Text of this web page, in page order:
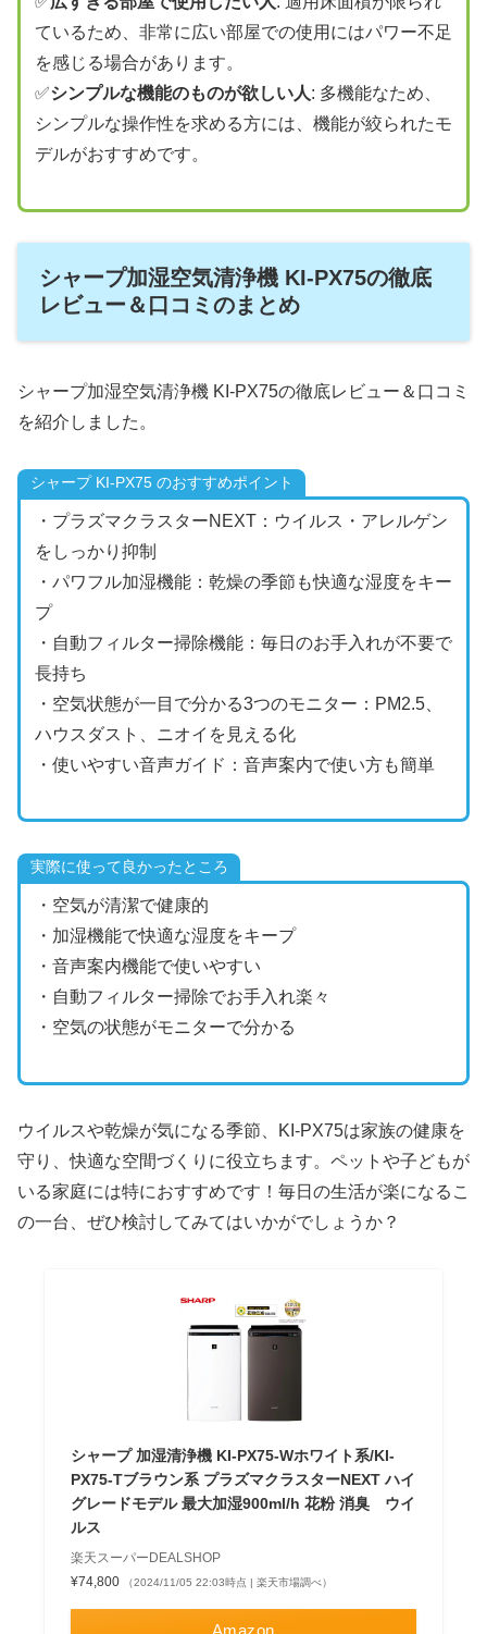
ているため、非常に広い部屋での使用にはパワー不足
を感じる場合があります。
✅シンプルな機能のものが欲しい人: 多機能なため、
シンプルな操作性を求める方には、機能が絞られたモ
デルがおすすめです。
シャープ加湿空気清浄機 KI-PX75の徹底
レビュー＆口コミのまとめ
シャープ加湿空気清浄機 KI-PX75の徹底レビュー＆口コミ
を紹介しました。
シャープ KI-PX75 のおすすめポイント
・プラズマクラスターNEXT：ウイルス・アレルゲン
をしっかり抑制
・パワフル加湿機能：乾燥の季節も快適な湿度をキー
プ
・自動フィルター掃除機能：毎日のお手入れが不要で
長持ち
・空気状態が一目で分かる3つのモニター：PM2.5、
ハウスダスト、ニオイを見える化
・使いやすい音声ガイド：音声案内で使い方も簡単
実際に使って良かったところ
・空気が清潔で健康的
・加湿機能で快適な湿度をキープ
・音声案内機能で使いやすい
・自動フィルター掃除でお手入れ楽々
・空気の状態がモニターで分かる
ウイルスや乾燥が気になる季節、KI-PX75は家族の健康を
守り、快適な空間づくりに役立ちます。ペットや子どもが
いる家庭には特におすすめです！毎日の生活が楽になるこ
の一台、ぜひ検討してみてはいかがでしょうか？
シャープ 加湿清浄機 KI-PX75-Wホワイト系/KI-
PX75-Tブラウン系 プラズマクラスターNEXT ハイ
グレードモデル 最大加湿900ml/h 花粉 消臭 ウイ
ルス
楽天スーパーDEALSHOP
¥74,800
（2024/11/05 22:03時点 | 楽天市場調べ）